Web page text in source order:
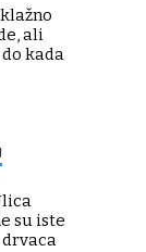
ali
kada
su iste